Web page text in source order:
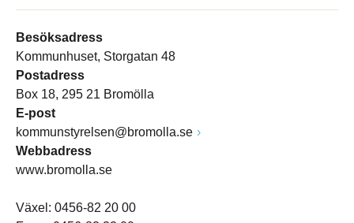
Besöksadress
Kommunhuset, Storgatan 48
Postadress
Box 18, 295 21 Bromölla
E-post
kommunstyrelsen@bromolla.se
Webbadress
www.bromolla.se
Växel: 0456-82 20 00